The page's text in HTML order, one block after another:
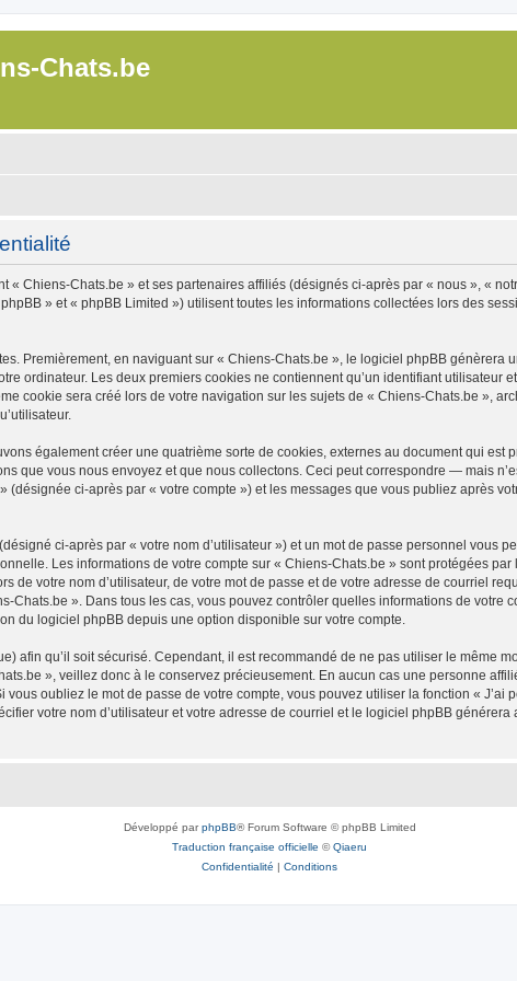
Chats.be
Chiens-Chats.be » et ses partenaires affiliés (désignés ci-après par « nous », «
» et « phpBB Limited ») utilisent toutes les informations collectées lors des
Premièrement, en naviguant sur « Chiens-Chats.be », le logiciel phpBB génèrera
ordinateur. Les deux premiers cookies ne contiennent qu’un identifiant utilisateur
cookie sera créé lors de votre navigation sur les sujets de « Chiens-Chats.be »,
également créer une quatrième sorte de cookies, externes au document qui
que vous nous envoyez et que nous collectons. Ceci peut correspondre — mais
(désignée ci-après par « votre compte ») et les messages que vous publiez après
ci-après par « votre nom d’utilisateur ») et un mot de passe personnel vous
Les informations de votre compte sur « Chiens-Chats.be » sont protégées
de votre nom d’utilisateur, de votre mot de passe et de votre adresse de courriel
Chats.be ». Dans tous les cas, vous pouvez contrôler quelles informations de votre
du logiciel phpBB depuis une option disponible sur votre compte.
afin qu’il soit sécurisé. Cependant, il est recommandé de ne pas utiliser le même
», veillez donc à le conservez précieusement. En aucun cas une personne
oubliez le mot de passe de votre compte, vous pouvez utiliser la fonction « J’ai
votre nom d’utilisateur et votre adresse de courriel et le logiciel phpBB
Développé parphpBB® Forum Software © phpBB Limited
Traduction française officielle ©Qiaeru
Confidentialité | Conditions